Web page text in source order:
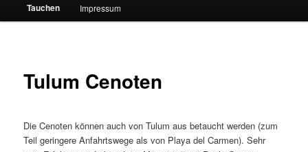
Tauchen Impressum
Tulum Cenoten
Die Cenoten können auch von Tulum aus betaucht werden (zum
Teil geringere Anfahrtswege als von Playa del Carmen). Sehr